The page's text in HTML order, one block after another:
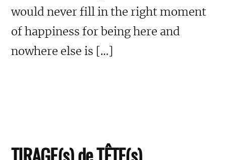
would never fill in the right moment
of happiness for being here and
nowhere else is […]